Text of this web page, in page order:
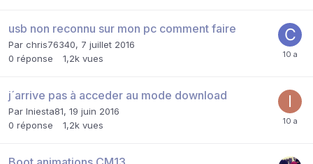
usb non reconnu sur mon pc comment faire
Par chris76340, 7 juillet 2016
0 réponse 1,2k vues
j´arrive pas à acceder au mode download
Par Iniesta81, 19 juin 2016
0 réponse 1,2k vues